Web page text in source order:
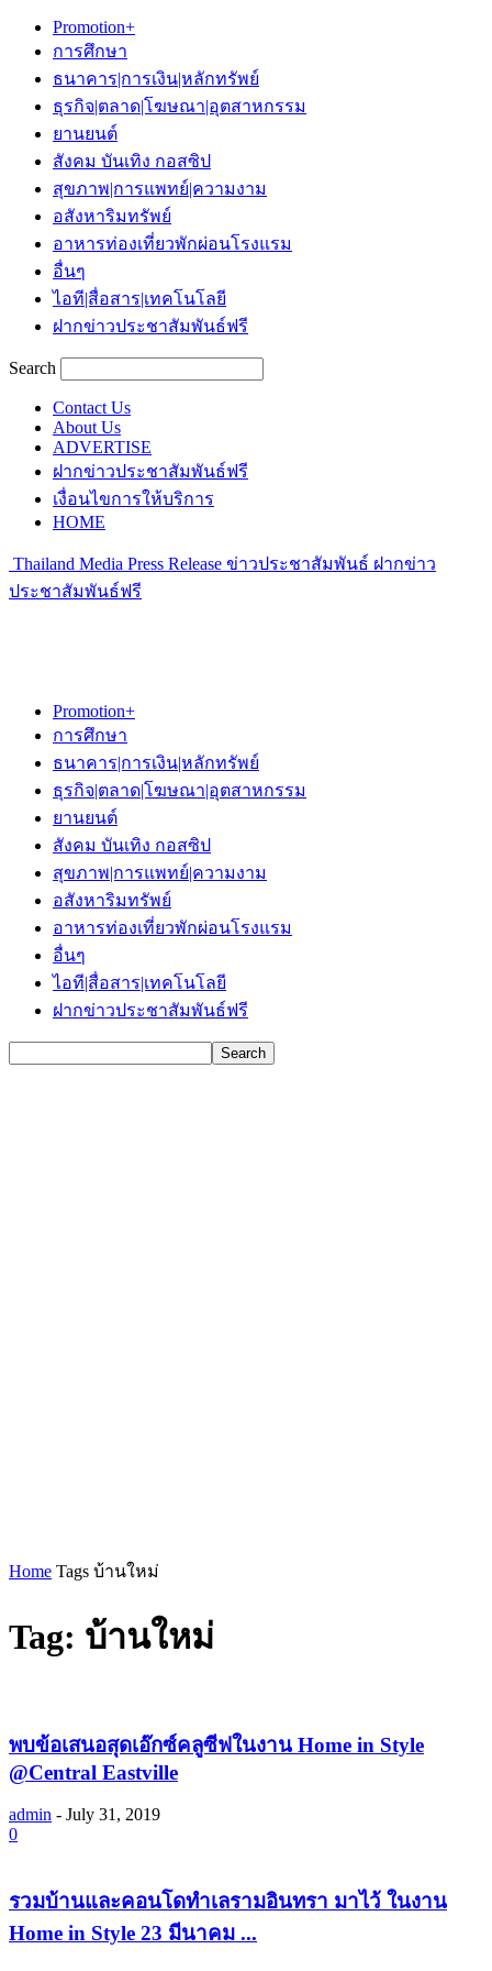
Promotion+
การศึกษา
ธนาคาร|การเงิน|หลักทรัพย์
ธุรกิจ|ตลาด|โฆษณา|อุตสาหกรรม
ยานยนต์
สังคม บันเทิง กอสซิป
สุขภาพ|การแพทย์|ความงาม
อสังหาริมทรัพย์
อาหารท่องเที่ยวพักผ่อนโรงแรม
อื่นๆ
ไอที|สื่อสาร|เทคโนโลยี
ฝากข่าวประชาสัมพันธ์ฟรี
Search
Contact Us
About Us
ADVERTISE
ฝากข่าวประชาสัมพันธ์ฟรี
เงื่อนไขการให้บริการ
HOME
Thailand Media Press Release ข่าวประชาสัมพันธ์ ฝากข่าว
ประชาสัมพันธ์ฟรี
Promotion+
การศึกษา
ธนาคาร|การเงิน|หลักทรัพย์
ธุรกิจ|ตลาด|โฆษณา|อุตสาหกรรม
ยานยนต์
สังคม บันเทิง กอสซิป
สุขภาพ|การแพทย์|ความงาม
อสังหาริมทรัพย์
อาหารท่องเที่ยวพักผ่อนโรงแรม
อื่นๆ
ไอที|สื่อสาร|เทคโนโลยี
ฝากข่าวประชาสัมพันธ์ฟรี
Home Tags บ้านใหม่
Tag: บ้านใหม่
พบข้อเสนอสุดเอ๊กซ์คลูซีฟในงาน Home in Style
@Central Eastville
admin - July 31, 2019
0
รวมบ้านและคอนโดทำเลรามอินทรา มาไว้ ในงาน
Home in Style 23 มีนาคม ...